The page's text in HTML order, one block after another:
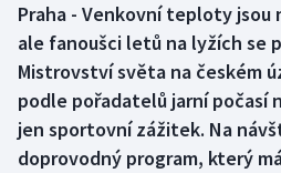
Boby a skeleton
Box
Curling
AZ kvíz
Praha - Venkovní teploty jsou
ale fanoušci letů na lyžích se
Mistrovství světa na českém
podle pořadatelů jarní počasí
jen sportovní zážitek. Na
doprovodný program, který